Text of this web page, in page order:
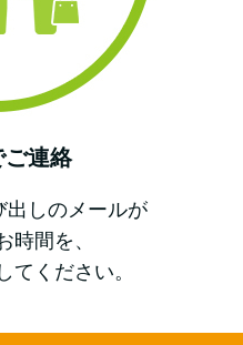
ご連絡
出しのメールが
時間を、
てください。